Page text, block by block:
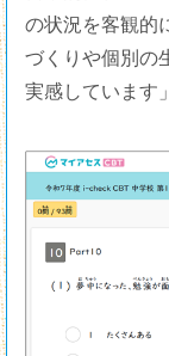
の状況を客観的
づくりや個別の
実感しています